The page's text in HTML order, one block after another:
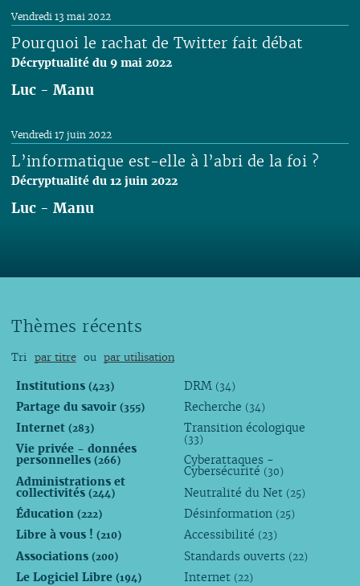
Pourquoi le rachat de Twitter fait débat
Décryptualité du 9 mai 2022
Vendredi 13 mai 2022
Luc -Manu
Lire
L’informatique est-elle à l’abri de la foi ?
Décryptualité du 12 juin 2022
Vendredi 17 juin 2022
Luc -Manu
Thèmes récents
Tri par titre ou par utilisation
Institutions (423)
Partage du savoir (355)
Internet (283)
Vie privée - données
personnelles (266)
Administrations et
collectivités (244)
Éducation (222)
Libre à vous ! (210)
Associations (200)
Le Logiciel Libre (194)
DRM (34)
Recherche (34)
Transition écologique
(33)
Cyberattaques -
Cybersécurité (30)
Neutralité du Net (25)
Désinformation (25)
Accessibilité (23)
Standards ouverts (22)
Internet (22)